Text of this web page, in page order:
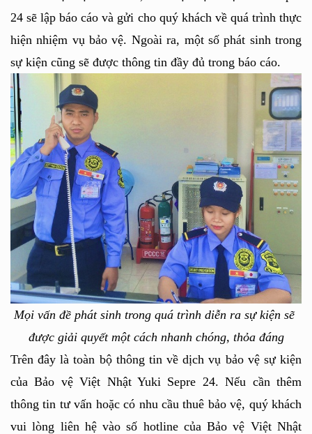
24 sẽ lập báo cáo và gửi cho quý khách về quá trình thực
hiện nhiệm vụ bảo vệ. Ngoài ra, một số phát sinh trong
sự kiện cũng sẽ được thông tin đầy đủ trong báo cáo.
Mọi vấn đề phát sinh trong quá trình diễn ra sự kiện sẽ
được giải quyết một cách nhanh chóng, thỏa đáng
Trên đây là toàn bộ thông tin về dịch vụ bảo vệ sự kiện
của Bảo vệ Việt Nhật Yuki Sepre 24. Nếu cần thêm
thông tin tư vấn hoặc có nhu cầu thuê bảo vệ, quý khách
vui lòng liên hệ vào số hotline của Bảo vệ Việt Nhật